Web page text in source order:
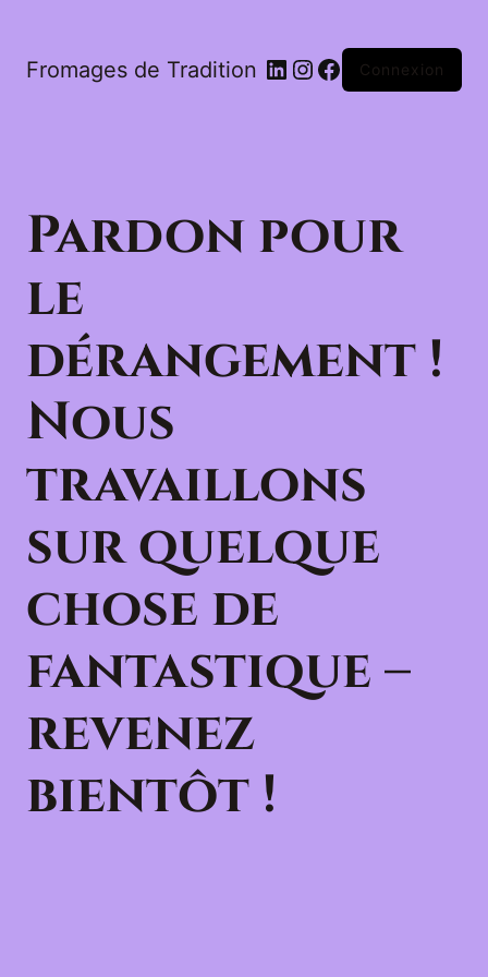
Fromages de Tradition LinkedIn
Instagram
Facebook
Connexion
Pardon pour
le
dérangement !
Nous
travaillons
sur quelque
chose de
fantastique –
revenez
bientôt !